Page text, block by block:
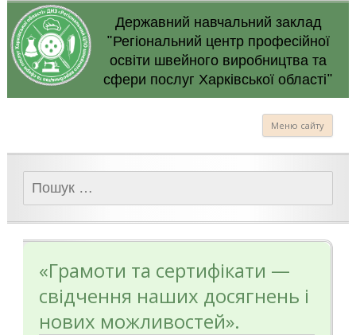
Державний навчальний заклад
"Регіональний центр професійної
освіти швейного виробництва та
сфери послуг Харківської області"
Меню сайту
Пошук:
«Грамоти та сертифікати —
свідчення наших досягнень і
нових можливостей».